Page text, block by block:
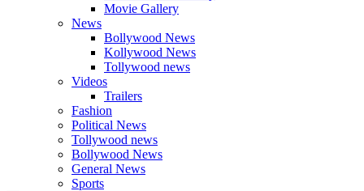
Movie Gallery
News
Bollywood News
Kollywood News
Tollywood news
Videos
Trailers
Fashion
Political News
Tollywood news
Bollywood News
General News
Sports